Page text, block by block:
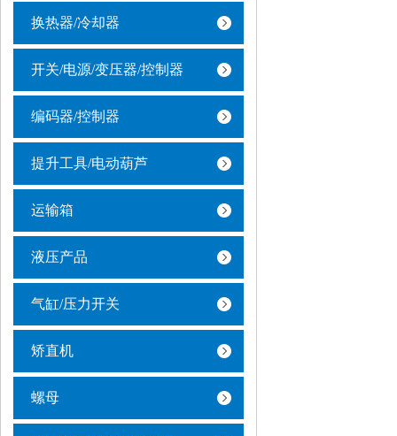
换热器/冷却器
开关/电源/变压器/控制器
编码器/控制器
提升工具/电动葫芦
运输箱
液压产品
气缸/压力开关
矫直机
螺母